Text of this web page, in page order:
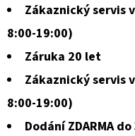
Zákaznický servis
8:00-19:00)
Záruka 20 let
Zákaznický servis
8:00-19:00)
Dodání ZDARMA